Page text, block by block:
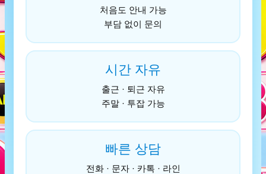
처음도 안내 가능
부담 없이 문의
시간 자유
출근 · 퇴근 자유
주말 · 투잡 가능
빠른 상담
전화 · 문자 · 카톡 · 라인